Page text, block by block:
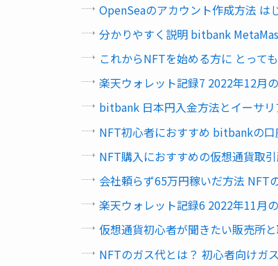
OpenSeaのアカウント作成方法 は
分かりやすく説明 bitbank
これからNFTを始める方に とって
楽天ウォレット記録7 2022年12月
bitbank 日本円入金方法とイーサ
NFT初心者におすすめ bitbankの
NFT購入におすすめの仮想通貨取
会社頼らず65万円稼いだ方法 NFT
楽天ウォレット記録6 2022年11月
仮想通貨初心者が聞きたい販売所
NFTのガス代とは？ 初心者向けガ